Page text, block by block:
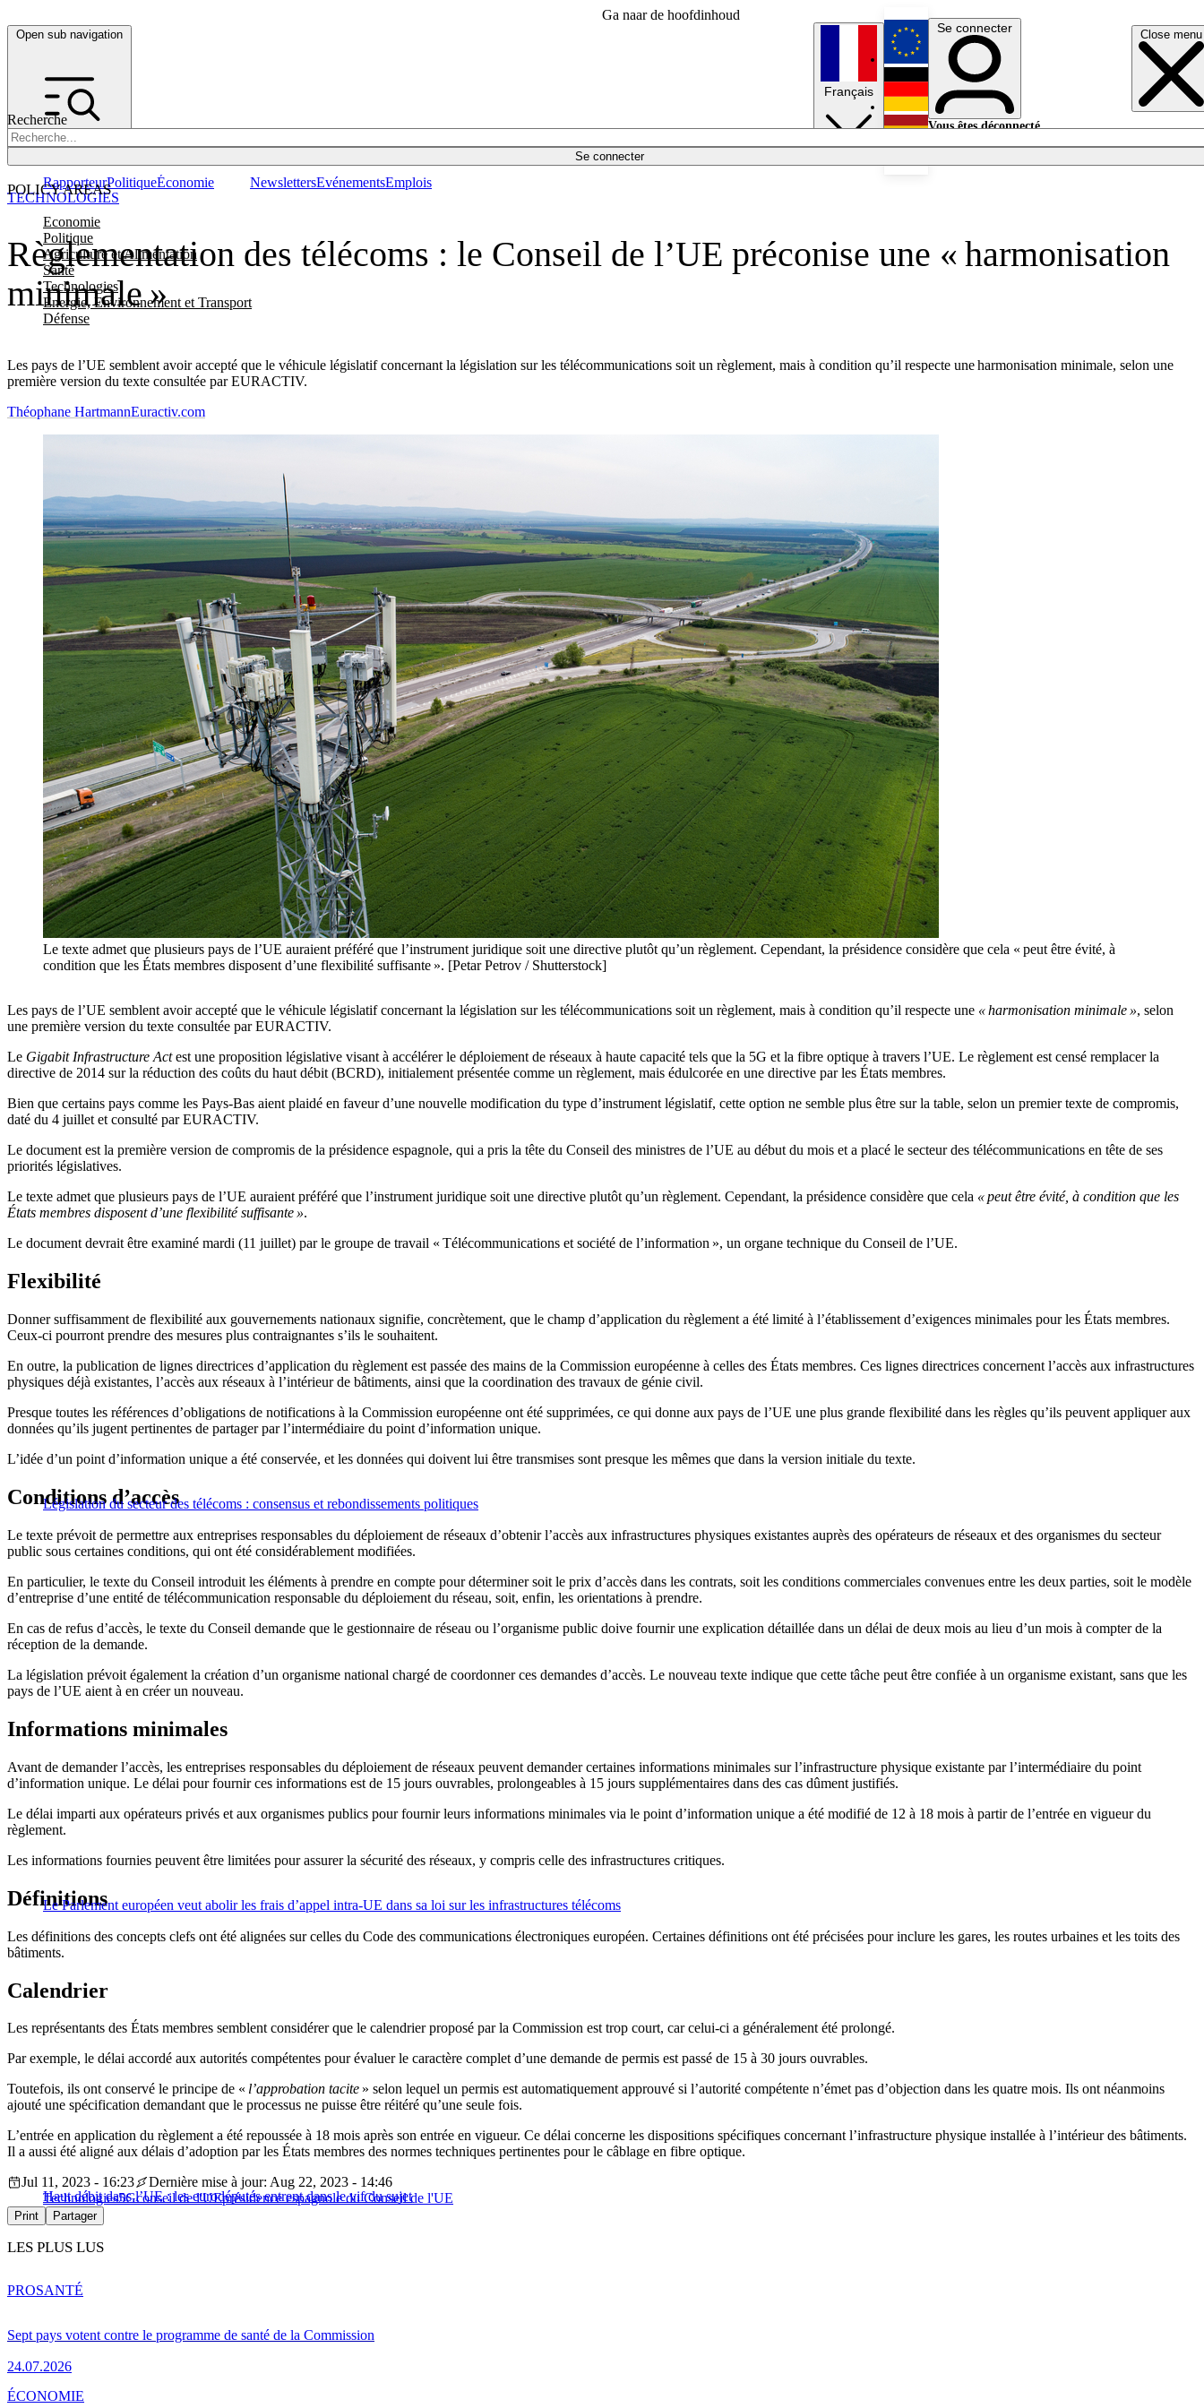
Ga naar de hoofdinhoud
Open sub navigation Close menu
Recherche
Se connecter
POLICY AREAS
Economie
Politique
Agriculture et Alimentation
Santé
Technologies
Energie, Environnement et Transport
Défense
RapporteurPolitiqueÉconomie NewslettersEvénementsEmplois
Français
English
Deutsch
Se connecter
Vous êtes déconnecté.
Règlementation des télécoms : le Conseil de l’UE préconise une « harmonisation
minimale »
Les pays de l’UE semblent avoir accepté que le véhicule législatif concernant la législation sur les télécommunications soit un règlement, mais à condition qu’il respecte une harmonisation minimale, selon une
première version du texte consultée par EURACTIV.
TECHNOLOGIES
Théophane HartmannEuractiv.com
Le texte admet que plusieurs pays de l’UE auraient préféré que l’instrument juridique soit une directive plutôt qu’un règlement. Cependant, la présidence considère que cela « peut être évité, à
condition que les États membres disposent d’une flexibilité suffisante ». [Petar Petrov / Shutterstock]
Les pays de l’UE semblent avoir accepté que le véhicule législatif concernant la législation sur les télécommunications soit un règlement, mais à condition qu’il respecte une « harmonisation minimale », selon
une première version du texte consultée par EURACTIV.
Le Gigabit Infrastructure Actest une proposition législative visant à accélérer le déploiement de réseaux à haute capacité tels que la 5G et la fibre optique à travers l’UE. Le règlement est censé remplacer la
directive de 2014 sur la réduction des coûts du haut débit (BCRD), initialement présentée comme un règlement, mais édulcorée en une directive par les États membres.
Bien que certains pays comme les Pays-Bas aient plaidé en faveur d’une nouvelle modification du type d’instrument législatif, cette option ne semble plus être sur la table, selon un premier texte de compromis,
daté du 4 juillet et consulté par EURACTIV.
Le document est la première version de compromis de la présidence espagnole, qui a pris la tête du Conseil des ministres de l’UE au début du mois et a placé le secteur des télécommunications en tête de ses
priorités législatives.
Le texte admet que plusieurs pays de l’UE auraient préféré que l’instrument juridique soit une directive plutôt qu’un règlement. Cependant, la présidence considère que cela « peut être évité, à condition que les
États membres disposent d’une flexibilité suffisante ».
Le document devrait être examiné mardi (11 juillet) par le groupe de travail « Télécommunications et société de l’information », un organe technique du Conseil de l’UE.
Flexibilité
Donner suffisamment de flexibilité aux gouvernements nationaux signifie, concrètement, que le champ d’application du règlement a été limité à l’établissement d’exigences minimales pour les États membres.
Ceux-ci pourront prendre des mesures plus contraignantes s’ils le souhaitent.
En outre, la publication de lignes directrices d’application du règlement est passée des mains de la Commission européenne à celles des États membres. Ces lignes directrices concernent l’accès aux infrastructures
physiques déjà existantes, l’accès aux réseaux à l’intérieur de bâtiments, ainsi que la coordination des travaux de génie civil.
Presque toutes les références d’obligations de notifications à la Commission européenne ont été supprimées, ce qui donne aux pays de l’UE une plus grande flexibilité dans les règles qu’ils peuvent appliquer aux
données qu’ils jugent pertinentes de partager par l’intermédiaire du point d’information unique.
L’idée d’un point d’information unique a été conservée, et les données qui doivent lui être transmises sont presque les mêmes que dans la version initiale du texte.
Législation du secteur des télécoms : consensus et rebondissements politiques
Conditions d’accès
Le texte prévoit de permettre aux entreprises responsables du déploiement de réseaux d’obtenir l’accès aux infrastructures physiques existantes auprès des opérateurs de réseaux et des organismes du secteur
public sous certaines conditions, qui ont été considérablement modifiées.
En particulier, le texte du Conseil introduit les éléments à prendre en compte pour déterminer soit le prix d’accès dans les contrats, soit les conditions commerciales convenues entre les deux parties, soit le modèle
d’entreprise d’une entité de télécommunication responsable du déploiement du réseau, soit, enfin, les orientations à prendre.
En cas de refus d’accès, le texte du Conseil demande que le gestionnaire de réseau ou l’organisme public doive fournir une explication détaillée dans un délai de deux mois au lieu d’un mois à compter de la
réception de la demande.
La législation prévoit également la création d’un organisme national chargé de coordonner ces demandes d’accès. Le nouveau texte indique que cette tâche peut être confiée à un organisme existant, sans que les
pays de l’UE aient à en créer un nouveau.
Informations minimales
Avant de demander l’accès, les entreprises responsables du déploiement de réseaux peuvent demander certaines informations minimales sur l’infrastructure physique existante par l’intermédiaire du point
d’information unique. Le délai pour fournir ces informations est de 15 jours ouvrables, prolongeables à 15 jours supplémentaires dans des cas dûment justifiés.
Le délai imparti aux opérateurs privés et aux organismes publics pour fournir leurs informations minimales via le point d’information unique a été modifié de 12 à 18 mois à partir de l’entrée en vigueur du
règlement.
Les informations fournies peuvent être limitées pour assurer la sécurité des réseaux, y compris celle des infrastructures critiques.
Le Parlement européen veut abolir les frais d’appel intra-UE dans sa loi sur les infrastructures télécoms
Définitions
Les définitions des concepts clefs ont été alignées sur celles du Code des communications électroniques européen. Certaines définitions ont été précisées pour inclure les gares, les routes urbaines et les toits des
bâtiments.
Calendrier
Les représentants des États membres semblent considérer que le calendrier proposé par la Commission est trop court, car celui-ci a généralement été prolongé.
Par exemple, le délai accordé aux autorités compétentes pour évaluer le caractère complet d’une demande de permis est passé de 15 à 30 jours ouvrables.
Toutefois, ils ont conservé le principe de « l’approbation tacite » selon lequel un permis est automatiquement approuvé si l’autorité compétente n’émet pas d’objection dans les quatre mois. Ils ont néanmoins
ajouté une spécification demandant que le processus ne puisse être réitéré qu’une seule fois.
L’entrée en application du règlement a été repoussée à 18 mois après son entrée en vigueur. Ce délai concerne les dispositions spécifiques concernant l’infrastructure physique installée à l’intérieur des bâtiments.
Il a aussi été aligné aux délais d’adoption par les États membres des normes techniques pertinentes pour le câblage en fibre optique.
Haut débit dans l’UE : les eurodéputés entrent dans le vif du sujet
Jul 11, 2023 - 16:23
Dernière mise à jour: Aug 22, 2023 - 14:46
Technologies5Gconseil de l'UEprésidence espagnole du Conseil de l'UE
Print Partager
LES PLUS LUS
Sept pays votent contre le programme de santé de la Commission
24.07.2026
PROSANTÉ
ÉCONOMIE